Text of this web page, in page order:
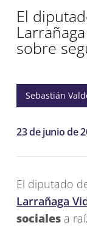
El
sobre
Sebastián
23 de junio de
El diputado
Larrañaga
sociales a